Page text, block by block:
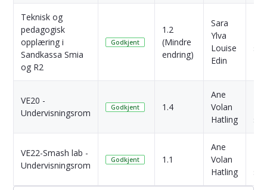
Teknisk og
pedagogisk
opplæring i
Sandkassa Smia
og R2
Godkjent
1.2
(Mindre
endring)
Sara
Ylva
Louise
Edin
VE20 -
Undervisningsrom
Godkjent 1.4
Ane
Volan
Hatling
VE22-Smash lab -
Undervisningsrom
Godkjent 1.1
Ane
Volan
Hatling